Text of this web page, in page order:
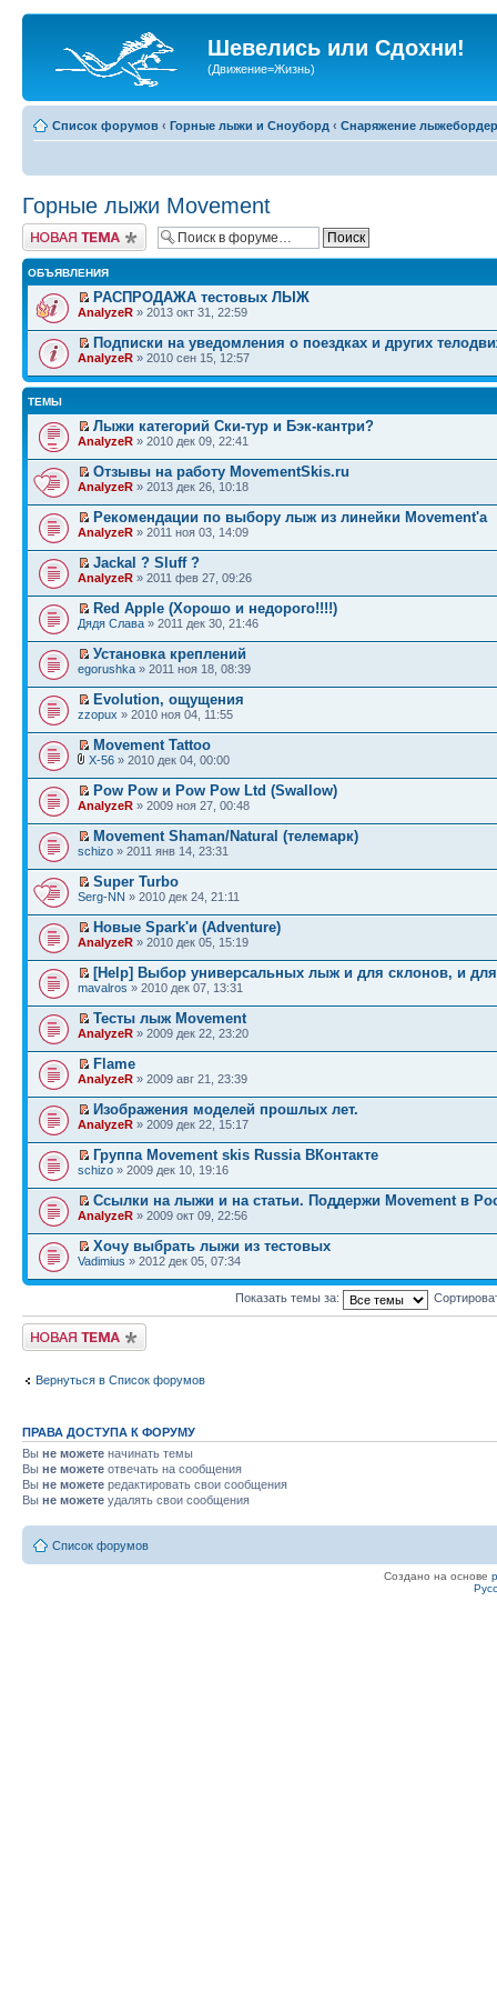
Шевелись или Сдохни!
(Движение=Жизнь)
Список форумов ‹ Горные лыжи и Сноуборд ‹ Снаряжение
Горные лыжи Movement
Начать новую тему
ОБЪЯВЛЕНИЯ
РАСПРОДАЖА тестовых ЛЫЖ
AnalyzeR » 2013 окт 31, 22:59
Подписки на уведомления о поездках и других
AnalyzeR » 2010 сен 15, 12:57
ТЕМЫ
Лыжи категорий Ски-тур и Бэк-кантри?
AnalyzeR » 2010 дек 09, 22:41
Отзывы на работу MovementSkis.ru
AnalyzeR » 2013 дек 26, 10:18
Рекомендации по выбору лыж из линейки Movement'а
AnalyzeR » 2011 ноя 03, 14:09
Jackal ? Sluff ?
AnalyzeR » 2011 фев 27, 09:26
Red Apple (Хорошо и недорого!!!!)
Дядя Слава » 2011 дек 30, 21:46
Установка креплений
egorushka » 2011 ноя 18, 08:39
Evolution, ощущения
zzopux » 2010 ноя 04, 11:55
Movement Tattoo
X-56 » 2010 дек 04, 00:00
Pow Pow и Pow Pow Ltd (Swallow)
AnalyzeR » 2009 ноя 27, 00:48
Movement Shaman/Natural (телемарк)
schizo » 2011 янв 14, 23:31
Super Turbo
Serg-NN » 2010 дек 24, 21:11
Новые Spark'и (Adventure)
AnalyzeR » 2010 дек 05, 15:19
[Help] Выбор универсальных лыж и для склонов, и для
mavalros » 2010 дек 07, 13:31
Тесты лыж Movement
AnalyzeR » 2009 дек 22, 23:20
Flame
AnalyzeR » 2009 авг 21, 23:39
Изображения моделей прошлых лет.
AnalyzeR » 2009 дек 22, 15:17
Группа Movement skis Russia ВКонтакте
schizo » 2009 дек 10, 19:16
Ссылки на лыжи и на статьи. Поддержи Movement в
AnalyzeR » 2009 окт 09, 22:56
Хочу выбрать лыжи из тестовых
Vadimius » 2012 дек 05, 07:34
Показать темы за:
Начать новую тему
Вернуться в Список форумов
ПРАВА ДОСТУПА К ФОРУМУ
Вы не можете начинать темы
Вы не можете отвечать на сообщения
Вы не можете редактировать свои сообщения
Вы не можете удалять свои сообщения
Список форумов
Создано на основе